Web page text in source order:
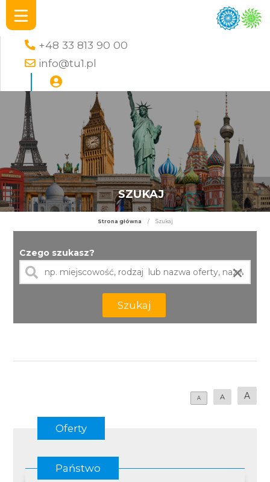
+48 33 813 90 00
info@tu1.pl
SZUKAJ
Strona główna / Szukaj
Czego szukasz?
×
Szukaj
A A A
Oferty
Państwo